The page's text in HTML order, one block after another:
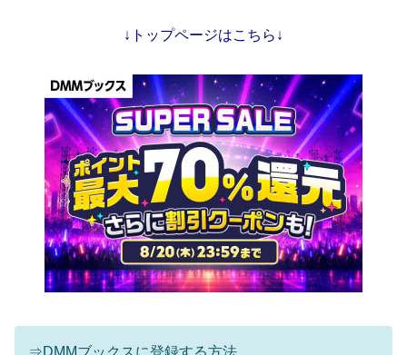
↓トップページはこちら↓